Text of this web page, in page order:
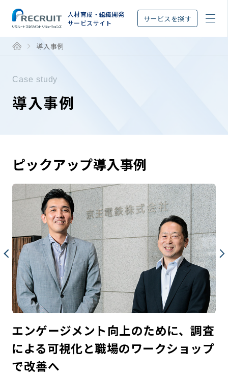
人材育成・組織開発
サービスサイト
サービスを探す
導入事例
Case study
導入事例
ピックアップ導入事例
エンゲージメント向上のために、調査
による可視化と職場のワークショップ
で改善へ